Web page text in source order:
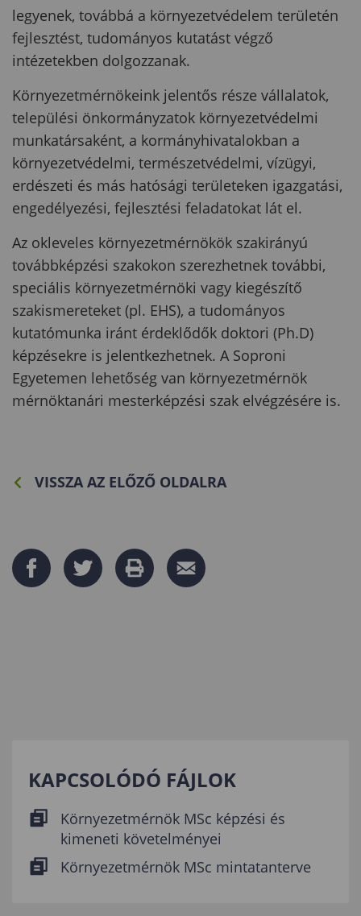
legyenek, továbbá a környezetvédelem területén
fejlesztést, tudományos kutatást végző
intézetekben dolgozzanak.
Környezetmérnökeink jelentős része vállalatok,
települési önkormányzatok környezetvédelmi
munkatársaként, a kormányhivatalokban a
környezetvédelmi, természetvédelmi, vízügyi,
erdészeti és más hatósági területeken igazgatási,
engedélyezési, fejlesztési feladatokat lát el.
Az okleveles környezetmérnökök szakirányú
továbbképzési szakokon szerezhetnek további,
speciális környezetmérnöki vagy kiegészítő
szakismereteket (pl. EHS), a tudományos
kutatómunka iránt érdeklődők doktori (Ph.D)
képzésekre is jelentkezhetnek. A Soproni
Egyetemen lehetőség van környezetmérnök
mérnöktanári mesterképzési szak elvégzésére is.
VISSZA AZ ELŐZŐ OLDALRA
KAPCSOLÓDÓ FÁJLOK
Környezetmérnök MSc képzési és
kimeneti követelményei
Környezetmérnök MSc mintatanterve